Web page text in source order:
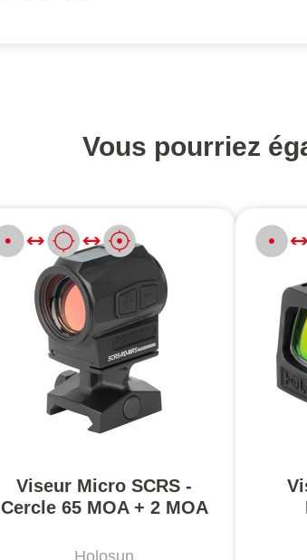
Vous pourriez
Viseur Micro SCRS -
Cercle 65 MOA + 2 MOA
Holosun